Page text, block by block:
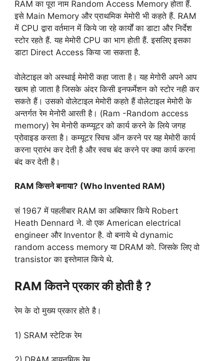
RAM का पूरा नाम Random Access Memory होता हैं.
इसे Main Memory और प्राथमिक मेमोरी भी कहते हैं. RAM
में CPU द्वारा वर्तमान में किये जा रहे कार्यों का डाटा और निर्देश
स्टोर रहते हैं. यह मेमोरी CPU का भाग होती हैं. इसलिए इसका
डाटा Direct Access किया जा सकता है.
वोलेटाइल को अस्थाई मेमोरी कहा जाता है। यह मेगोरी अपने आप
खत्म हो जाता है जिसके अंदर किसी इनफर्मेशन को स्टोर नही कर
सकते हैं। उसको वोलेटाइल मेमोरी कहते हैं वोलेटाइल मेमोरी के
अन्तर्गत रेम मेनोरी आरती है। (Ram -Random access
memory) रेम मेनोरी कम्प्यूटर को कार्य करने के लिये जगह
प्रोवाइड करता है। कम्यूटर स्विच ऑन करने पर यह मेमोरी कार्य
करना प्रारंभ कर देती है और स्वच बंद करने पर क्या कार्य करना
बंद कर देती है।
RAM किसने बनाया? (Who Invented RAM)
सं 1967 में पहलीबार RAM का अबिष्कार किये Robert
Heath Dennard ने. वो एक American electrical
engineer और Inventor है. वो बनाये थे dynamic
random access memory या DRAM को. जिसके लिए वो
transistor का इस्तेमाल किये थे.
RAM कितने प्रकार की होती है ?
रेम के दो मुख्य प्रकार होते है।
1) SRAM स्टेटिक रेम